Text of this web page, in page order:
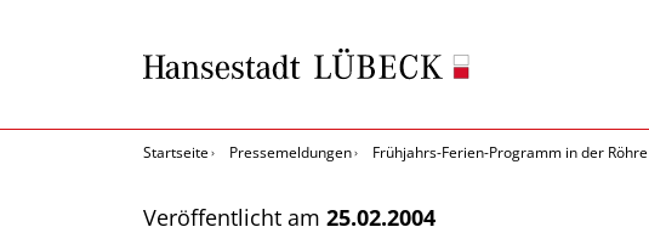
Startseite Pressemeldungen Frühjahrs-Ferien-Programm in der Röhre
Veröffentlicht am 25.02.2004